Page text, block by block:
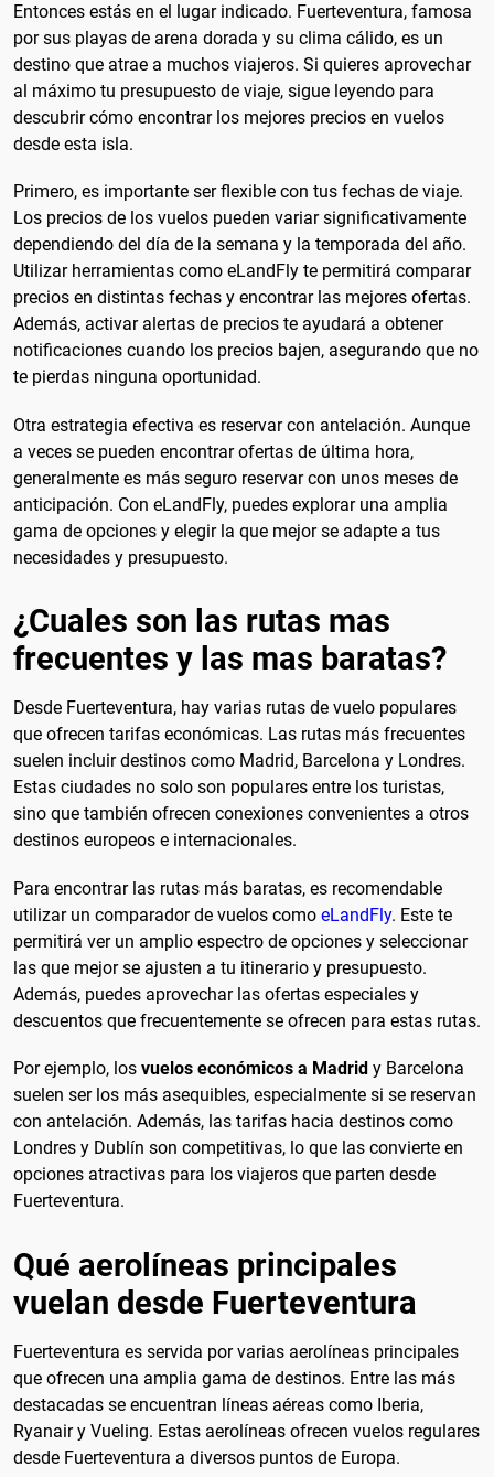
Entonces estás en el lugar indicado. Fuerteventura, famosa
por sus playas de arena dorada y su clima cálido, es un
destino que atrae a muchos viajeros. Si quieres aprovechar
al máximo tu presupuesto de viaje, sigue leyendo para
descubrir cómo encontrar los mejores precios en vuelos
desde esta isla.
Primero, es importante ser flexible con tus fechas de viaje.
Los precios de los vuelos pueden variar significativamente
dependiendo del día de la semana y la temporada del año.
Utilizar herramientas como eLandFly te permitirá comparar
precios en distintas fechas y encontrar las mejores ofertas.
Además, activar alertas de precios te ayudará a obtener
notificaciones cuando los precios bajen, asegurando que no
te pierdas ninguna oportunidad.
Otra estrategia efectiva es reservar con antelación. Aunque
a veces se pueden encontrar ofertas de última hora,
generalmente es más seguro reservar con unos meses de
anticipación. Con eLandFly, puedes explorar una amplia
gama de opciones y elegir la que mejor se adapte a tus
necesidades y presupuesto.
¿Cuales son las rutas mas
frecuentes y las mas baratas?
Desde Fuerteventura, hay varias rutas de vuelo populares
que ofrecen tarifas económicas. Las rutas más frecuentes
suelen incluir destinos como Madrid, Barcelona y Londres.
Estas ciudades no solo son populares entre los turistas,
sino que también ofrecen conexiones convenientes a otros
destinos europeos e internacionales.
Para encontrar las rutas más baratas, es recomendable
utilizar un comparador de vuelos como eLandFly. Este te
permitirá ver un amplio espectro de opciones y seleccionar
las que mejor se ajusten a tu itinerario y presupuesto.
Además, puedes aprovechar las ofertas especiales y
descuentos que frecuentemente se ofrecen para estas rutas.
Por ejemplo, los vuelos económicos a Madrid y Barcelona
suelen ser los más asequibles, especialmente si se reservan
con antelación. Además, las tarifas hacia destinos como
Londres y Dublín son competitivas, lo que las convierte en
opciones atractivas para los viajeros que parten desde
Fuerteventura.
Qué aerolíneas principales
vuelan desde Fuerteventura
Fuerteventura es servida por varias aerolíneas principales
que ofrecen una amplia gama de destinos. Entre las más
destacadas se encuentran líneas aéreas como Iberia,
Ryanair y Vueling. Estas aerolíneas ofrecen vuelos regulares
desde Fuerteventura a diversos puntos de Europa.